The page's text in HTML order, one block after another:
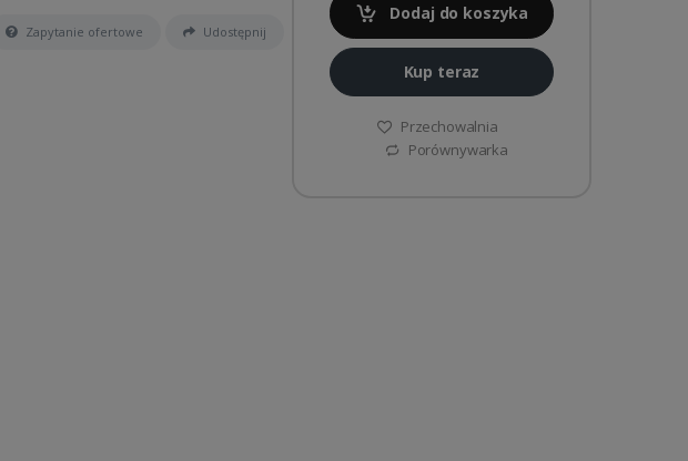
Zapytanie ofertowe Udostępnij
Dodaj do koszyka
Kup teraz
Przechowalnia
Porównywarka